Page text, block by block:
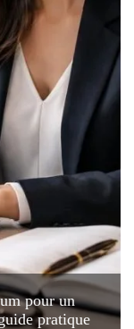
pour un
pratique